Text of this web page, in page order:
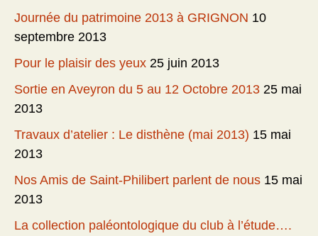
Journée du patrimoine 2013 à GRIGNON 10
septembre 2013
Pour le plaisir des yeux 25 juin 2013
Sortie en Aveyron du 5 au 12 Octobre 2013 25 mai
2013
Travaux d’atelier : Le disthène (mai 2013) 15 mai
2013
Nos Amis de Saint-Philibert parlent de nous 15 mai
2013
La collection paléontologique du club à l’étude….